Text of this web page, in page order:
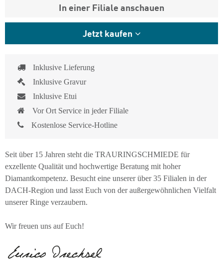
In einer Filiale anschauen
Jetzt kaufen
Inklusive Lieferung
Inklusive Gravur
Inklusive Etui
Vor Ort Service in jeder Filiale
Kostenlose Service-Hotline
Seit über 15 Jahren steht die TRAURINGSCHMIEDE für
exzellente Qualität und hochwertige Beratung mit hoher
Diamantkompetenz. Besucht eine unserer über 35 Filialen in der
DACH-Region und lasst Euch von der außergewöhnlichen Vielfalt
unserer Ringe verzaubern.
Wir freuen uns auf Euch!